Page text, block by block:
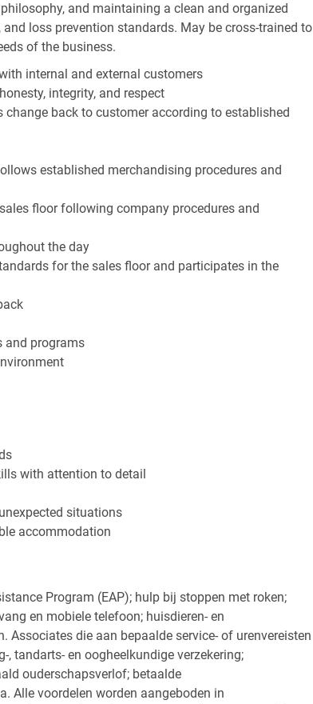
and maintaining a clean and organized
loss prevention standards. May be cross-trained to
of the business.
internal and external customers
integrity, and respect
back to customer according to established
established merchandising procedures and
floor following company procedures and
the day
for the sales floor and participates in the
and programs
with attention to detail
situations
accommodation
Program (EAP); hulp bij stoppen met roken;
en mobiele telefoon; huisdieren- en
Associates die aan bepaalde service- of urenvereisten
tandarts- en oogheelkundige verzekering;
ouderschapsverlof; betaalde
Alle voordelen worden aangeboden in